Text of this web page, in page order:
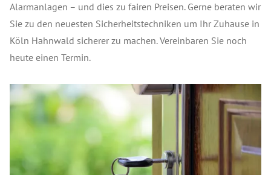
Alarmanlagen – und dies zu fairen Preisen. Gerne beraten wir
Sie zu den neuesten Sicherheitstechniken um Ihr Zuhause in
Köln Hahnwald sicherer zu machen. Vereinbaren Sie noch
heute einen Termin.